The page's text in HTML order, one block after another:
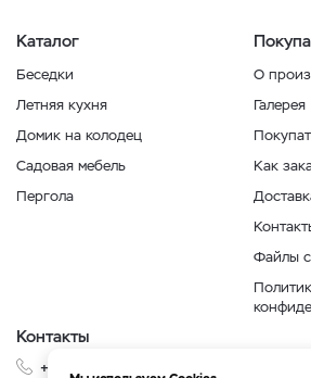
Каталог
Беседки
Летняя кухня
Домик на колодец
Садовая мебель
Пергола
О
Галерея
Как
Файлы
Контакты
+7 999 210-35-35